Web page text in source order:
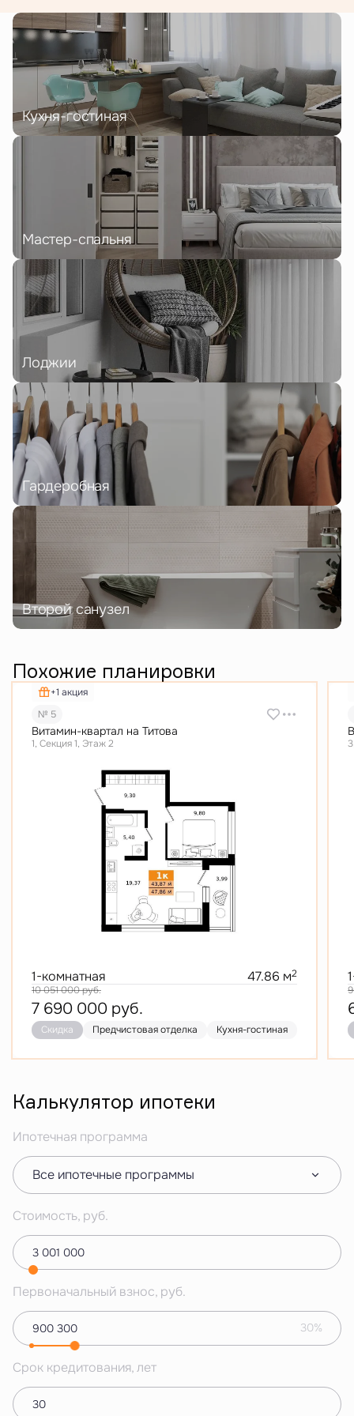
Кухня-гостиная
Мастер-спальня
Лоджии
Гардеробная
Второй санузел
Похожие планировки
+1 акция
№ 5
Витамин-квартал на Титова
1, Секция 1, Этаж 2
1-комнатная 47.86 м2
10 051 000руб.
7 690 000 руб.
Скидка Предчистовая отделка Кухня-гостиная
Калькулятор ипотеки
Ипотечная программа
Все ипотечные программы
Стоимость, руб.
Первоначальный взнос, руб.
30%
Срок кредитования, лет